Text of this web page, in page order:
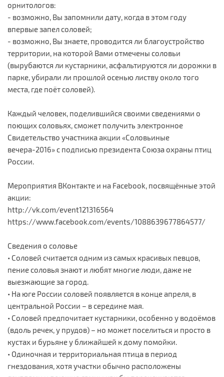
орнитологов:
- возможно, Вы запомнили дату, когда в этом году
впервые запел соловей;
- возможно, Вы знаете, проводится ли благоустройство
территории, на которой Вами отмечены соловьи
(вырубаются ли кустарники, асфальтируются ли дорожки в
парке, убирали ли прошлой осенью листву около того
места, где поёт соловей).
Каждый человек, поделившийся своими сведениями о
поющих соловьях, сможет получить электронное
Свидетельство участника акции «Соловьиные
вечера-2016» с подписью президента Союза охраны птиц
России.
Мероприятия ВКонтакте и на Facebook, посвящённые этой
акции:
http://vk.com/event121316564
https://www.facebook.com/events/1088639677864577/
Сведения о соловье
• Соловей считается одним из самых красивых певцов,
пение соловья знают и любят многие люди, даже не
выезжающие за город.
• На юге России соловей появляется в конце апреля, в
центральной России – в середине мая.
• Соловей предпочитает кустарники, особенно у водоёмов
(вдоль речек, у прудов) – но может поселиться и просто в
кустах и бурьяне у ближайшей к дому помойки.
• Одиночная и территориальная птица в период
гнездования, хотя участки обычно расположены